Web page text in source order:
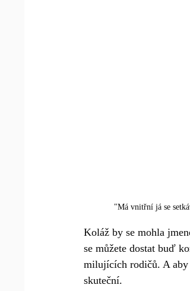
"Má vnitřní já se
Koláž by se mohla
se můžete dostat buď
milujících rodičů. A
skuteční.